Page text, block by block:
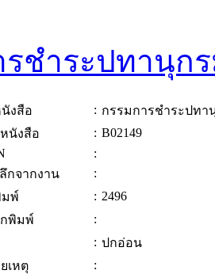
รชำระปทานุก
งสือ : กรรมการชำระปทา
นังสือ
: B02149
:
กจากงาน
:
พ์
: 2496
พิมพ์
:
: ปกอ่อน
เหตุ
: